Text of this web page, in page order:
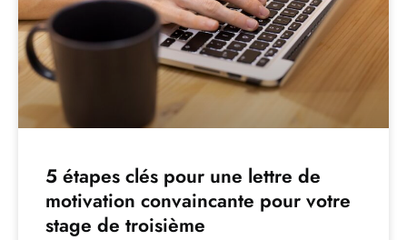
5 étapes clés pour une lettre de
motivation convaincante pour votre
stage de troisième